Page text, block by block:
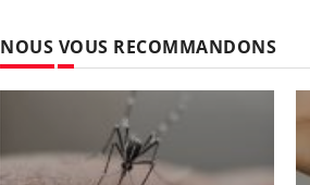
NOUS VOUS RECOMMANDONS